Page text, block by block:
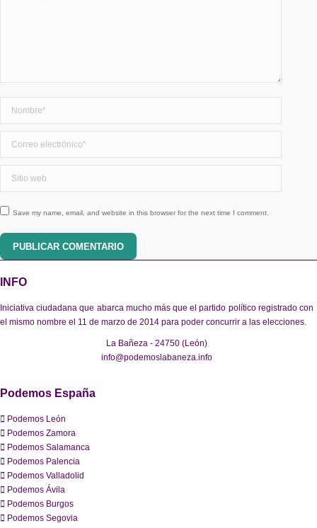
Save my name, email, and website in this browser for the next time I comment.
PUBLICAR COMENTARIO
INFO
Iniciativa ciudadana que abarca mucho más que el partido político registrado con
el mismo nombre el 11 de marzo de 2014 para poder concurrir a las elecciones.
La Bañeza - 24750 (León)
info@podemoslabaneza.info
Podemos España
Podemos León
Podemos Zamora
Podemos Salamanca
Podemos Palencia
Podemos Valladolid
Podemos Ávila
Podemos Burgos
Podemos Segovia